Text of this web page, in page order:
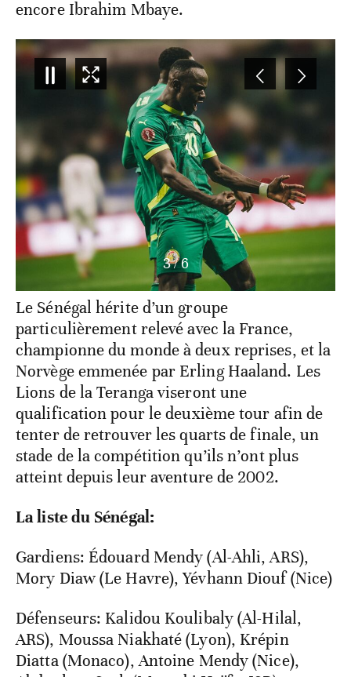
encore Ibrahim Mbaye.
3/6
Le Sénégal hérite d’un groupe
particulièrement relevé avec la France,
championne du monde à deux reprises, et la
Norvège emmenée par Erling Haaland. Les
Lions de la Teranga viseront une
qualification pour le deuxième tour afin de
tenter de retrouver les quarts de finale, un
stade de la compétition qu’ils n’ont plus
atteint depuis leur aventure de 2002.
La liste du Sénégal:
Gardiens: Édouard Mendy (Al-Ahli, ARS),
Mory Diaw (Le Havre), Yévhann Diouf (Nice)
Défenseurs: Kalidou Koulibaly (Al-Hilal,
ARS), Moussa Niakhaté (Lyon), Krépin
Diatta (Monaco), Antoine Mendy (Nice),